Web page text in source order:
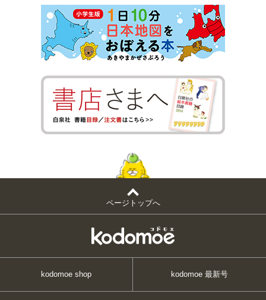
ページトップへ
kodomoe shop kodomoe 最新号